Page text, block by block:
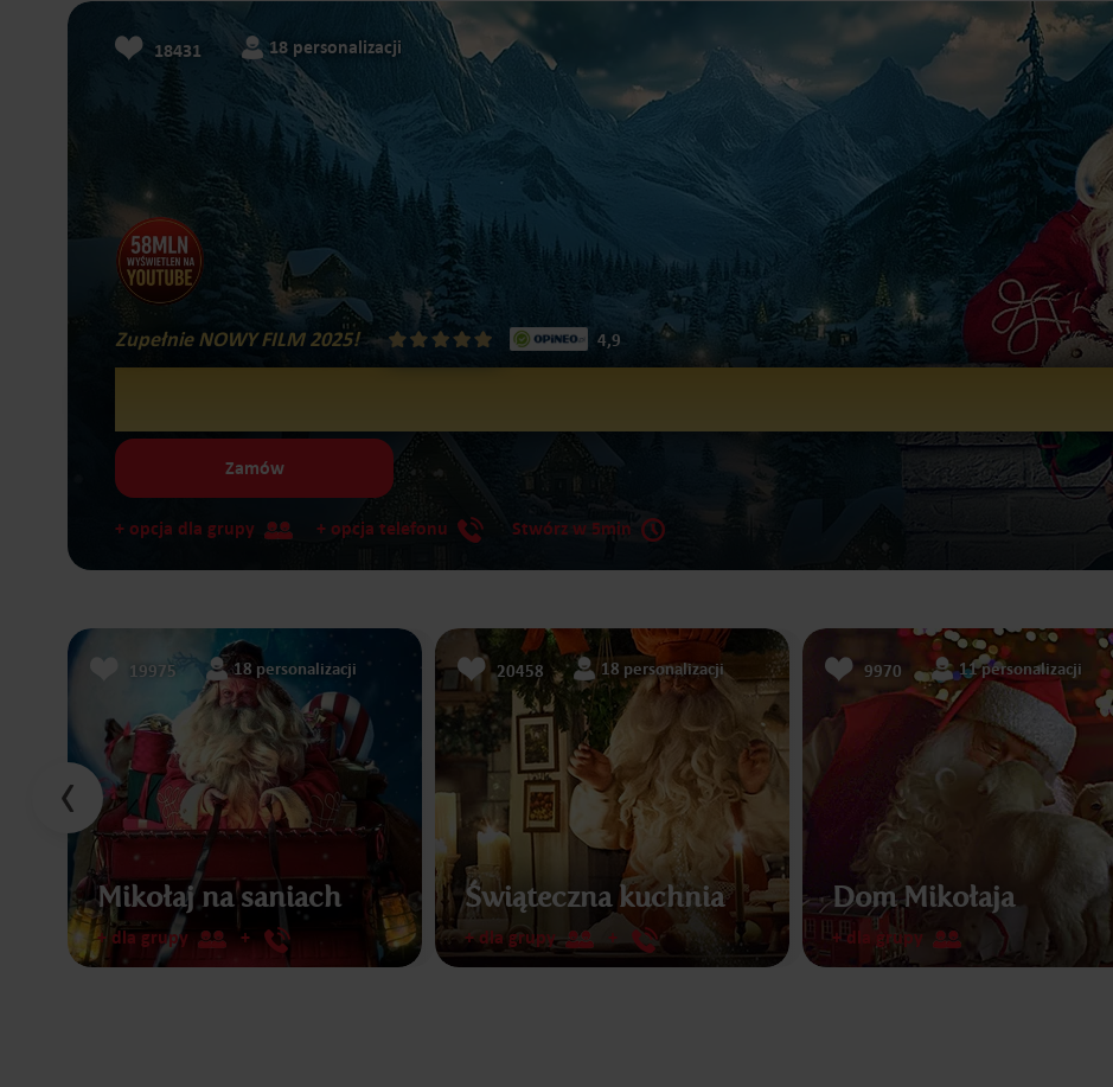
18431 18 personalizacji
Zupełnie NOWY FILM 2025! 4,9
Zamów
+ opcja dla grupy + opcja telefonu Stwórz w 5min
19975 18 personalizacji
Mikołaj na saniach
+ dla grupy +
20458 18 personalizacji
Świąteczna kuchnia
+ dla grupy +
9970 11 personalizacji
Dom Mikołaja
+ dla grupy